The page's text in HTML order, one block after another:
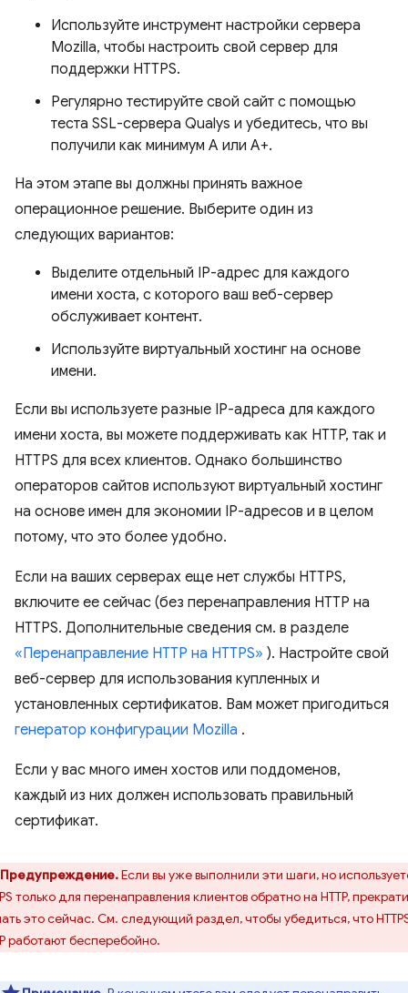
Используйте инструмент настройки сервера
Mozilla, чтобы настроить свой сервер для
поддержки HTTPS.
Регулярно тестируйте свой сайт с помощью
теста SSL-сервера Qualys и убедитесь, что вы
получили как минимум A или A+.
На этом этапе вы должны принять важное
операционное решение. Выберите один из
следующих вариантов:
Выделите отдельный IP-адрес для каждого
имени хоста, с которого ваш веб-сервер
обслуживает контент.
Используйте виртуальный хостинг на основе
имени.
Если вы используете разные IP-адреса для каждого
имени хоста, вы можете поддерживать как HTTP, так и
HTTPS для всех клиентов. Однако большинство
операторов сайтов используют виртуальный хостинг
на основе имен для экономии IP-адресов и в целом
потому, что это более удобно.
Если на ваших серверах еще нет службы HTTPS,
включите ее сейчас (без перенаправления HTTP на
HTTPS. Дополнительные сведения см. в разделе
«Перенаправление HTTP на HTTPS» ). Настройте свой
веб-сервер для использования купленных и
установленных сертификатов. Вам может пригодиться
генератор конфигурации Mozilla .
Если у вас много имен хостов или поддоменов,
каждый из них должен использовать правильный
сертификат.
Предупреждение.Если вы уже выполнили эти шаги, но
только для перенаправления клиентов обратно на HTTP,
это сейчас. См. следующий раздел, чтобы убедиться, что
работают бесперебойно.